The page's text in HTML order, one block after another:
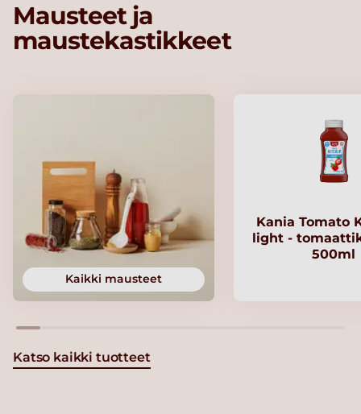
Mausteet ja
maustekastikkeet
Kaikki mausteet
Kania Tomato
light -
500ml
Katso kaikki tuotteet